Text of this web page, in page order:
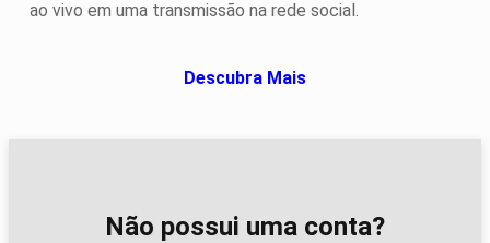
ao vivo em uma transmissão na rede social.
Descubra Mais
Não possui uma conta?